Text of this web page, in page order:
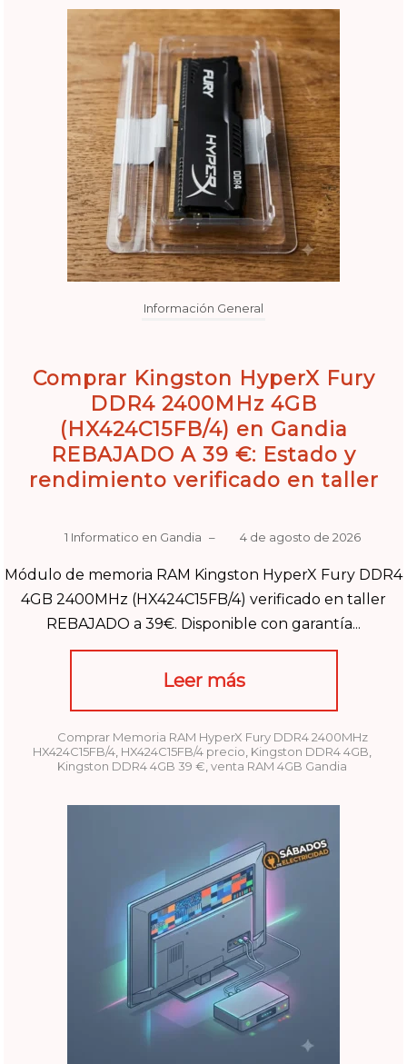
Información General
Comprar Kingston HyperX Fury
DDR4 2400MHz 4GB
(HX424C15FB/4) en Gandia
REBAJADO A 39 €: Estado y
rendimiento verificado en taller
1 Informatico en Gandia – 4 de agosto de 2026
Módulo de memoria RAM Kingston HyperX Fury DDR4
4GB 2400MHz (HX424C15FB/4) verificado en taller
REBAJADO a 39€. Disponible con garantía...
Leer más
Comprar Memoria RAM HyperX Fury DDR4 2400MHz
HX424C15FB/4 HX424C15FB/4 precio Kingston DDR4 4GB
Kingston DDR4 4GB 39 € venta RAM 4GB Gandia